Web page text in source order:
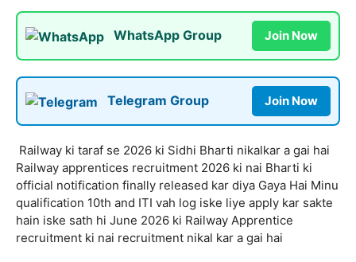
WhatsApp Group Join Now
Telegram Group Join Now
Railway ki taraf se 2026 ki Sidhi Bharti nikalkar a gai hai
Railway apprentices recruitment 2026 ki nai Bharti ki
official notification finally released kar diya Gaya Hai Minu
qualification 10th and ITI vah log iske liye apply kar sakte
hain iske sath hi June 2026 ki Railway Apprentice
recruitment ki nai recruitment nikal kar a gai hai